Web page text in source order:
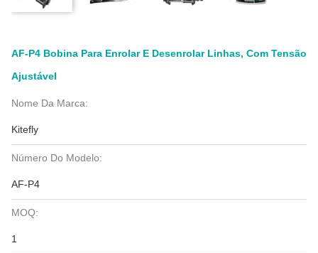
AF-P4 Bobina Para Enrolar E Desenrolar Linhas, Com Tensão
Ajustável
Nome Da Marca:
Kitefly
Número Do Modelo:
AF-P4
MOQ:
1